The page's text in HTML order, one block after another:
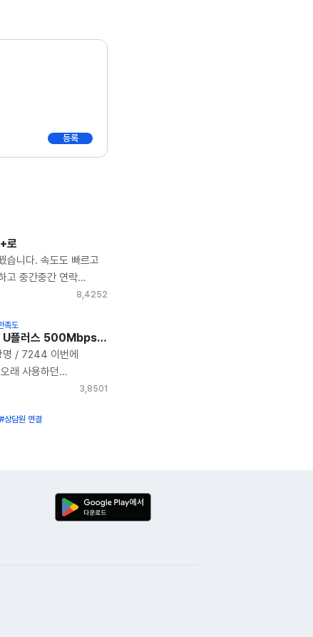
등록
로
습니다. 속도도 빠르고
고 중간중간 연락
았습니다. 특히
에서 바꾸려고 벌써
선정리도 무척
습니다. 화질도
끝난뒤에도 다른거로
아정당에서 또 바꾸고
외 냉장고 침대 세탁기
8,4252
족도
경기 광명 LG U플러스 500Mbps + 212채널TV 인터넷 가입 최대 혜택 솔직 후기
명 / 7244 이번에
래 사용하던
서 LG U+로
대 혜택을 받아보기로
선 정리도 깨끗해요 ^^)
즈 였으면 좋았을
이 사용하시기에
3,8501
#상담원 연결